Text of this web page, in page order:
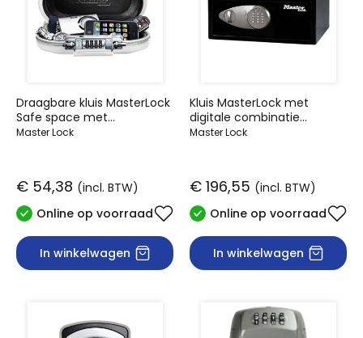
Draagbare kluis MasterLock
Safe space met
combinatieslot en kabel wit
Master Lock
€ 54,38 (incl. BTW)
Online op voorraad
In winkelwagen
Kluis MasterLock met
digitale combinatie
180x430x370mm zwart
Master Lock
€ 196,55 (incl. BTW)
Online op voorraad
In winkelwagen